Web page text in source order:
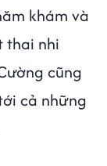
khám và
thai nhi
cũng
cả những